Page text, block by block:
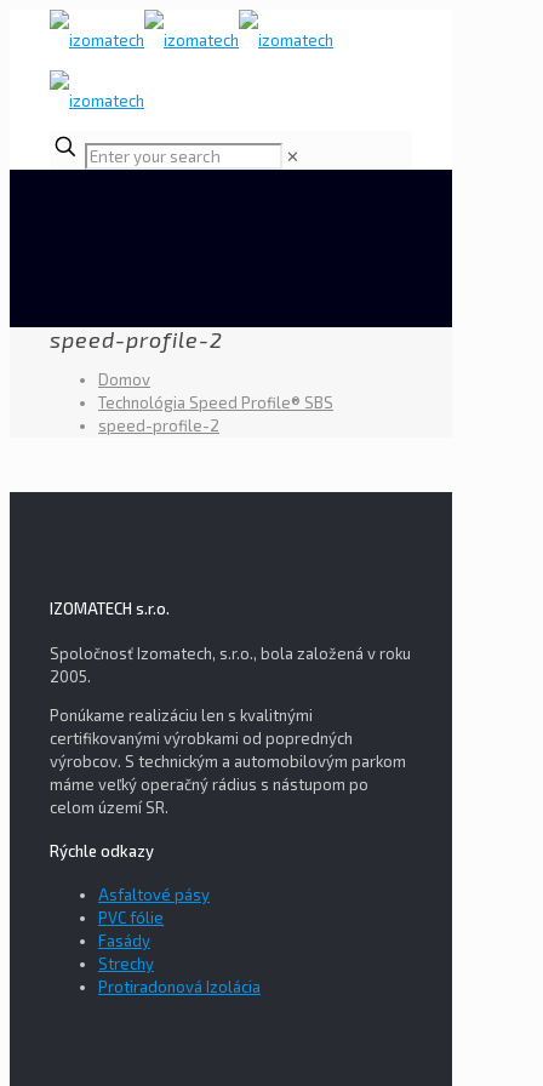
✕
speed-profile-2
Domov
Technológia Speed Profile® SBS
speed-profile-2
IZOMATECH s.r.o.
Spoločnosť Izomatech, s.r.o., bola založená v roku
2005.
Ponúkame realizáciu len s kvalitnými
certifikovanými výrobkami od popredných
výrobcov. S technickým a automobilovým parkom
máme veľký operačný rádius s nástupom po
celom území SR.
Rýchle odkazy
Asfaltové pásy
PVC fólie
Fasády
Strechy
Protiradonová Izolácia